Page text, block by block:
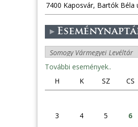
7400 Kaposvár, Bartók Béla
További események..
H
K SZ CS
3
4 5 6